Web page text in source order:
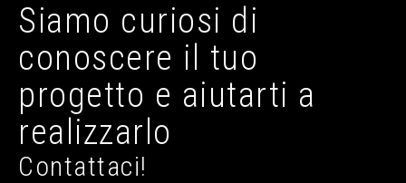
Siamo curiosi di
conoscere il tuo
progetto e aiutarti a
realizzarlo
Contattaci!